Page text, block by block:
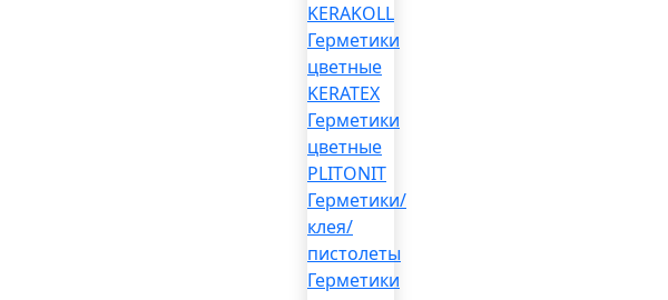
KERAKOLL
Герметики
цветные
KERATEX
Герметики
цветные
PLITONIT
Герметики/
клея/
пистолеты
Герметики